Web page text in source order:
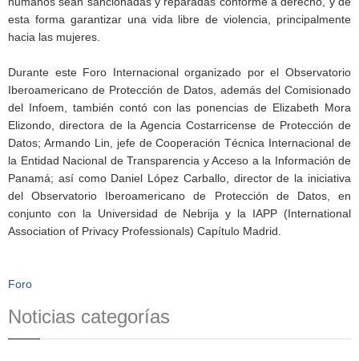
esta forma garantizar una vida libre de violencia, principalmente
hacia las mujeres.
Durante este Foro Internacional organizado por el Observatorio
Iberoamericano de Protección de Datos, además del Comisionado
del Infoem, también contó con las ponencias de Elizabeth Mora
Elizondo, directora de la Agencia Costarricense de Protección de
Datos; Armando Lin, jefe de Cooperación Técnica Internacional de
la Entidad Nacional de Transparencia y Acceso a la Información de
Panamá; así como Daniel López Carballo, director de la iniciativa
del Observatorio Iberoamericano de Protección de Datos, en
conjunto con la Universidad de Nebrija y la IAPP (International
Association of Privacy Professionals) Capítulo Madrid.
Foro
Noticias categorías